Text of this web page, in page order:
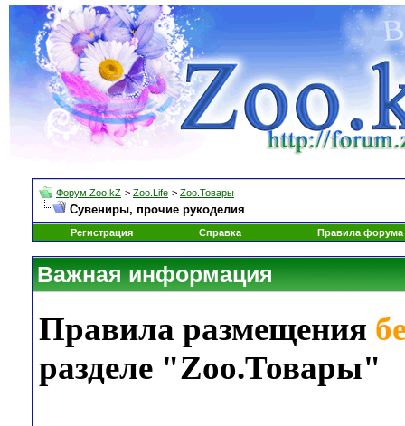
Форум Zoo.kZ > Zoo.Life > Zoo.Товары
Сувениры, прочие рукоделия
Регистрация Справка Правила форума
Важная информация
Правила размещения
разделе "Zoo.Товары"